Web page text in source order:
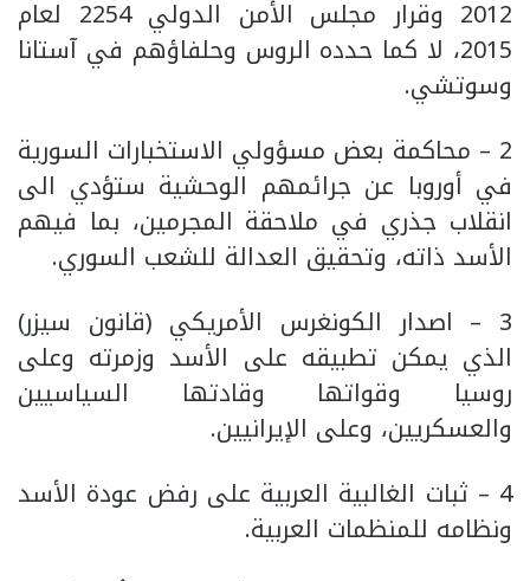
2012 وقرار مجلس الأمن الدولي 2254 لعام
2015، لا كما حدده الروس وحلفاؤهم في آستانا
وسوتشي.
2 – محاكمة بعض مسؤولي الاستخبارات السورية
في أوروبا عن جرائمهم الوحشية ستؤدي الى
انقلاب جذري في ملاحقة المجرمين، بما فيهم
الأسد ذاته، وتحقيق العدالة للشعب السوري.
3 – اصدار الكونغرس الأمريكي (قانون سيزر)
الذي يمكن تطبيقه على الأسد وزمرته وعلى
روسيا وقواتها وقادتها السياسيين
والعسكريين، وعلى الإيرانيين.
4 – ثبات الغالبية العربية على رفض عودة الأسد
ونظامه للمنظمات العربية.